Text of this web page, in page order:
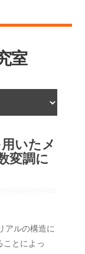
室
いたメ
変調に
アルの構造に
ことによっ